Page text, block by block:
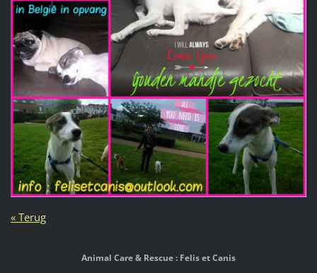
« Terug
Animal Care & Rescue : Felis et Canis